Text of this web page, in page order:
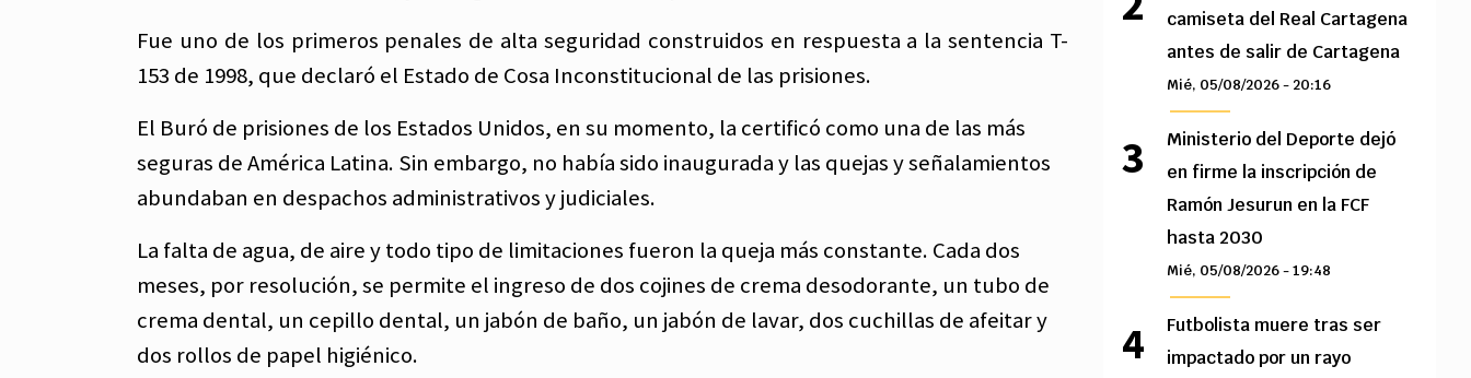
Fue uno de los primeros penales de alta seguridad construidos en respuesta a la sentencia T-
153 de 1998, que declaró el Estado de Cosa Inconstitucional de las prisiones.
El Buró de prisiones de los Estados Unidos, en su momento, la certificó como una de las más
seguras de América Latina. Sin embargo, no había sido inaugurada y las quejas y señalamientos
abundaban en despachos administrativos y judiciales.
La falta de agua, de aire y todo tipo de limitaciones fueron la queja más constante. Cada dos
meses, por resolución, se permite el ingreso de dos cojines de crema desodorante, un tubo de
crema dental, un cepillo dental, un jabón de baño, un jabón de lavar, dos cuchillas de afeitar y
dos rollos de papel higiénico.
camiseta del Real Cartagena
antes de salir de Cartagena
Mié, 05/08/2026 - 20:16
Ministerio del Deporte dejó
en firme la inscripción de
Ramón Jesurun en la FCF
hasta 2030
Mié, 05/08/2026 - 19:48
Futbolista muere tras ser
impactado por un rayo